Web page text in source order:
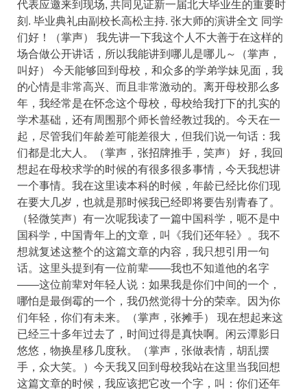
代表应邀来到现场, 共同见证新一届北大毕业生的重要时
刻. 毕业典礼由副校长高松主持. 张大师的演讲全文 同学
们好！（掌声） 我先讲一下我这个人不大善于在这样的
场合做公开讲话，所以我能讲到哪儿是哪儿～（掌声，
叫好） 今天能够回到母校，和众多的学弟学妹见面，我
的心情是非常高兴、而且非常激动的。离开母校那么多
年，我经常是在怀念这个母校，母校给我打下的扎实的
学术基础，还有周围那个师长曾经教过我的。今天在一
起，尽管我们年龄差可能差很大，但我们说一句话：我
们都是北大人。（掌声，张招牌推手，笑声） 好，我回
想起在母校求学的时候的有很多很多事情，今天我想讲
一个事情。我在这里读本科的时候，年龄已经比你们现
在要大几岁，也就是那时候我已经即将要告别青春了。
（轻微笑声）有一次呢我读了一篇中国科学，呃不是中
国科学，中国青年上的文章，叫《我们还年轻》。我不
想就复述这整个的这篇文章的内容，我只想引用一句
话。这里头提到有一位前辈——我也不知道他的名字
——这位前辈对年轻人说：如果我是你们中间的一个，
哪怕是最倒霉的一个，我仍然觉得十分的荣幸。因为你
们年轻，你们有未来。（掌声，张摊手） 现在想起来这
已经三十多年过去了，时间过得是真快啊。闲云潭影日
悠悠，物换星移几度秋。（掌声，张做表情，胡乱摆
手，众大笑。）今天我又回到母校我站在这里当我回想
这篇文章的时候，我应该把它改一个字，叫：你们还年